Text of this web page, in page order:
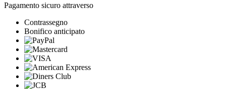
Pagamento sicuro attraverso
Contrassegno
Bonifico anticipato